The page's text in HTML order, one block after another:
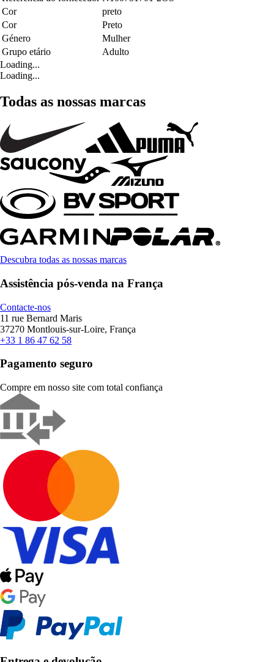
Cor
preto
Cor
Preto
Género
Mulher
Grupo etário
Adulto
Loading...
Loading...
Todas as nossas marcas
Descubra todas as nossas marcas
Assistência pós-venda na França
Contacte-nos
11 rue Bernard Maris
37270 Montlouis-sur-Loire, França
+33 1 86 47 62 58
Pagamento seguro
Compre em nosso site com total confiança